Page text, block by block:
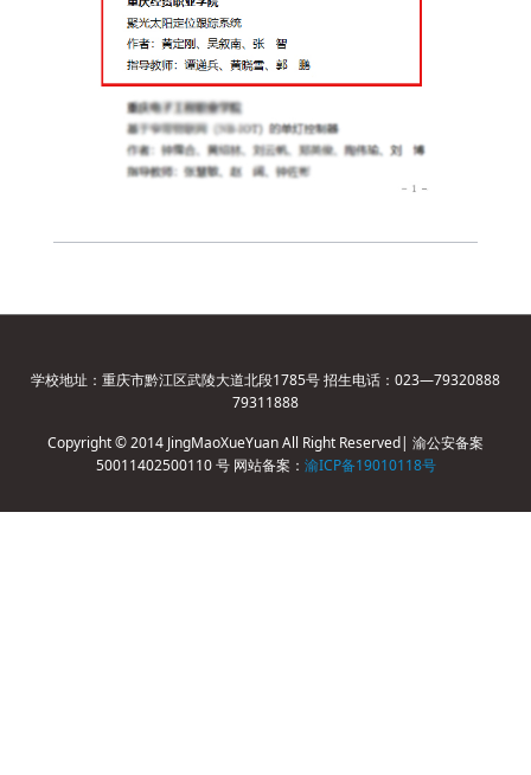
学校地址：重庆市黔江区武陵大道北段1785号 招生电话：023—79320888
79311888
Copyright © 2014 JingMaoXueYuan All Right Reserved| 渝公安备案
50011402500110 号 网站备案： 渝ICP备19010118号